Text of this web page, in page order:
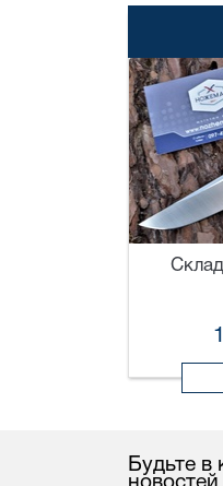
Будьте в